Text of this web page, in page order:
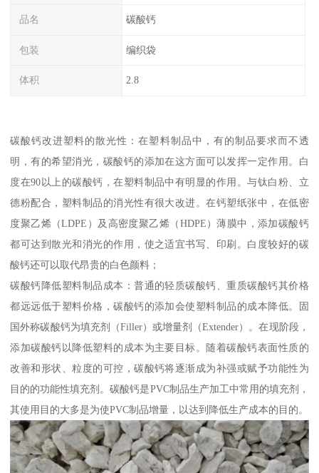
品名 碳酸钙
包装 编织袋
体积 2.8
碳酸钙改进塑料的散光性：在塑料制品中，有的制品要求而不透
明，有的希望消光，碳酸钙的添加在这方面可以发挥一定作用。白
度在90以上的碳酸钙，在塑料制品中有明显的作用。与钛白粉、立
德粉配合，塑料制品的消光性有很大改进。在钙塑纸张中，在低密
度聚乙烯（LDPE）及高密度聚乙烯（HDPE）薄膜中，添加碳酸钙
都可达到散光和消光的作用，使之适宜书写、印刷。白度较好的碳
酸钙还可以取代昂贵的白色颜料；
碳酸钙降低塑料制品成本：普通的轻质碳酸钙、重质碳酸钙其价格
都远远低于塑料价格，碳酸钙的添加会使塑料制品的成本降低。固
国外称碳酸钙为填充剂（Filler）或增量剂（Extender）。在现阶段，
添加碳酸钙以降低塑料的成本为主要目标。随着碳酸钙表面性质的
改善和形状、粒度的可控，碳酸钙将逐渐成为补强或赋予功能性为
目的的功能性填充剂。碳酸钙是PVC制品生产加工中常用的填充剂，
其使用目的大多是为使PVC制品增量，以达到降低生产成本的目的。